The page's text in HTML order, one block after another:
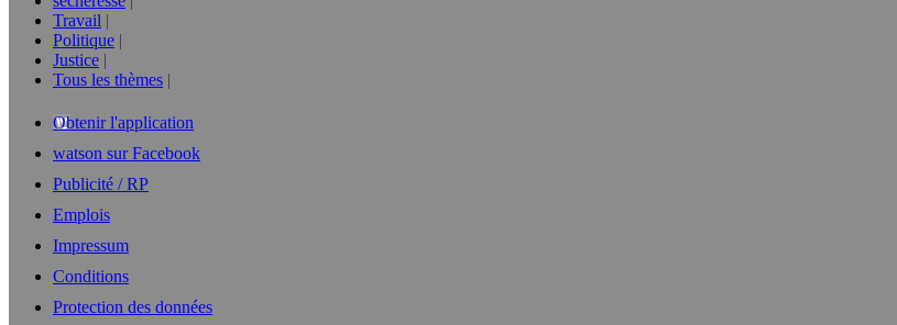
Travail
Politique
Justice
Tous les thèmes
Obtenir l'application
watson sur Facebook
Publicité / RP
Emplois
Impressum
Conditions
Protection des données